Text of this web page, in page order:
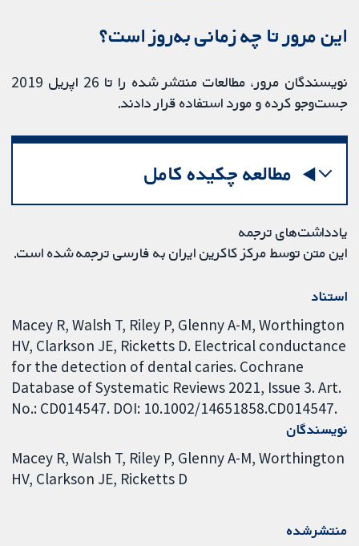
این مرور تا چه زمانی به‌روز‌‌ است؟
نویسندگان مرور، مطالعات منتشر شده را تا 26 اپریل 2019
جست‌وجو کرده و مورد استفاده قرار دادند.
مطالعه چکیده کامل
یادداشت‌های ترجمه
این متن توسط مرکز کاکرین ایران به فارسی ترجمه شده است.
استناد
Macey R, Walsh T, Riley P, Glenny A-M, Worthington
HV, Clarkson JE, Ricketts D. Electrical conductance
for the detection of dental caries. Cochrane
Database of Systematic Reviews 2021, Issue 3. Art.
No.: CD014547. DOI: 10.1002/14651858.CD014547.
نویسندگان
Macey R Walsh T Riley P Glenny A-M Worthington
HV Clarkson JE Ricketts D
منتشرشده